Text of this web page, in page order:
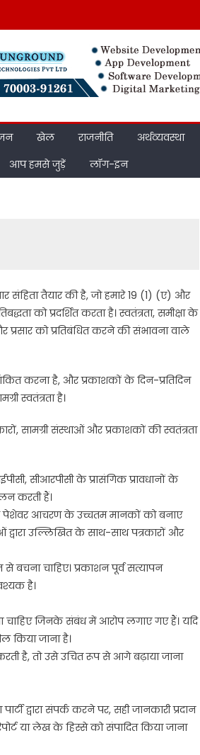
खेल राजनीति अर्थव्यवस्था
आप हमसे जुड़ें लॉग-इन
तैयार की है, जो हमारे 19 (1) (ए) और
को प्रदर्शित करता है। स्वतंत्रता, समीक्षा के
को प्रतिबंधित करने की संभावना वाले
करना है, और प्रकाशकों के दिन-प्रतिदिन
स्वतंत्रता है।
सामग्री संस्थाओं और प्रकाशकों की स्वतंत्रता
सीआरपीसी के प्रासंगिक प्रावधानों के
करती हैं।
पेशेवर आचरण के उच्चतम मानकों को बनाए
उल्लिखित के साथ-साथ पत्रकारों और
बचना चाहिए। प्रकाशन पूर्व सत्यापन
है।
चाहिए जिनके संबंध में आरोप लगाए गए हैं। यदि
किया जाना है।
है, तो उसे उचित रूप से आगे बढ़ाया जाना
द्वारा संपर्क करने पर, सही जानकारी प्रदान
या लेख के हिस्से को संपादित किया जाना